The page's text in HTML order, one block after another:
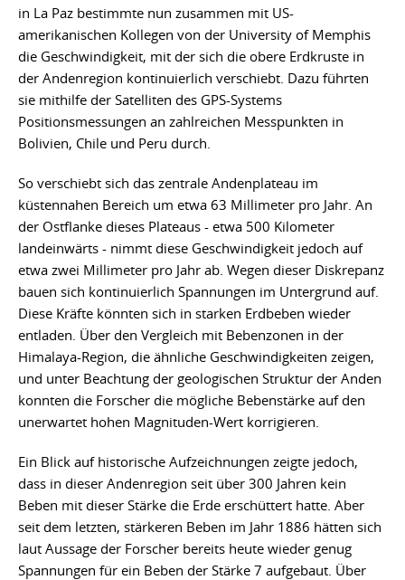
in La Paz bestimmte nun zusammen mit US-
amerikanischen Kollegen von der University of Memphis
die Geschwindigkeit, mit der sich die obere Erdkruste in
der Andenregion kontinuierlich verschiebt. Dazu führten
sie mithilfe der Satelliten des GPS-Systems
Positionsmessungen an zahlreichen Messpunkten in
Bolivien, Chile und Peru durch.
So verschiebt sich das zentrale Andenplateau im
küstennahen Bereich um etwa 63 Millimeter pro Jahr. An
der Ostflanke dieses Plateaus - etwa 500 Kilometer
landeinwärts - nimmt diese Geschwindigkeit jedoch auf
etwa zwei Millimeter pro Jahr ab. Wegen dieser Diskrepanz
bauen sich kontinuierlich Spannungen im Untergrund auf.
Diese Kräfte könnten sich in starken Erdbeben wieder
entladen. Über den Vergleich mit Bebenzonen in der
Himalaya-Region, die ähnliche Geschwindigkeiten zeigen,
und unter Beachtung der geologischen Struktur der Anden
konnten die Forscher die mögliche Bebenstärke auf den
unerwartet hohen Magnituden-Wert korrigieren.
Ein Blick auf historische Aufzeichnungen zeigte jedoch,
dass in dieser Andenregion seit über 300 Jahren kein
Beben mit dieser Stärke die Erde erschüttert hatte. Aber
seit dem letzten, stärkeren Beben im Jahr 1886 hätten sich
laut Aussage der Forscher bereits heute wieder genug
Spannungen für ein Beben der Stärke 7 aufgebaut. Über